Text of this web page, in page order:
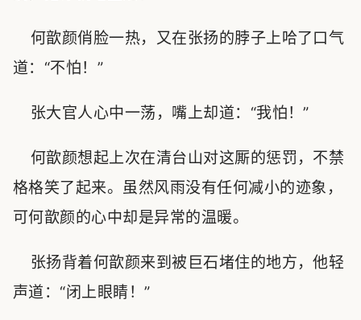
何歆颜俏脸一热，又在张扬的脖子上哈了口气
道：“不怕！”
张大官人心中一荡，嘴上却道：“我怕！”
何歆颜想起上次在清台山对这厮的惩罚，不禁
格格笑了起来。虽然风雨没有任何减小的迹象，
可何歆颜的心中却是异常的温暖。
张扬背着何歆颜来到被巨石堵住的地方，他轻
声道：“闭上眼睛！”